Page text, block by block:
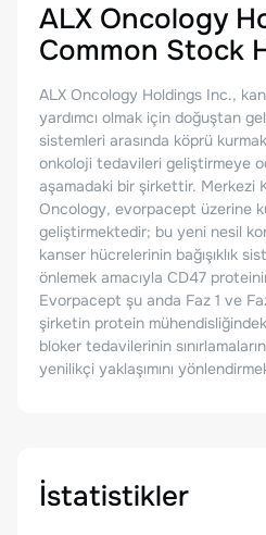
ALX Oncology
Common Stock
ALX Oncology Holdings Inc.,
yardımcı olmak için doğuştan
sistemleri arasında köprü
onkoloji tedavileri geliştirmeye
aşamadaki bir şirkettir. Merkezi
Oncology, evorpacept üzerine
geliştirmektedir; bu yeni nesil
kanser hücrelerinin bağışıklık
önlemek amacıyla CD47
Evorpacept şu anda Faz 1 ve
şirketin protein
bloker tedavilerinin
yenilikçi yaklaşımını
İstatistikler